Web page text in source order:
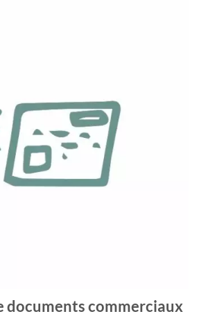
documents commerciaux